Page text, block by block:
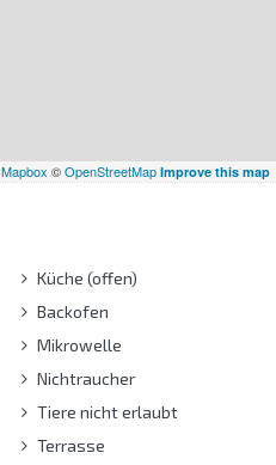
Mapbox ©OpenStreetMap Improve this map
Küche (offen)
Backofen
Mikrowelle
Nichtraucher
Tiere nicht erlaubt
Terrasse